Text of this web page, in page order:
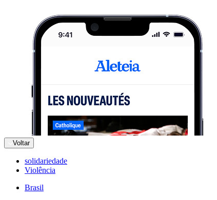
Voltar
solidariedade
Violência
Brasil